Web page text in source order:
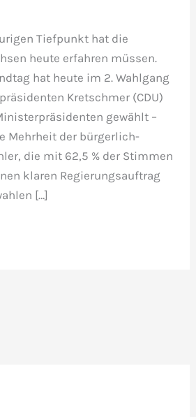
Tiefpunkt hat die
heute erfahren müssen.
hat heute im 2. Wahlgang
Kretschmer (CDU)
gewählt –
Mehrheit der bürgerlich-
die mit 62,5 % der Stimmen
klaren Regierungsauftrag
[…]